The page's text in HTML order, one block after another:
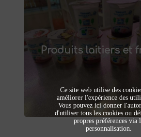
Produits laitiers et
Produits laitiers et
produits laitiers et fromages à
. Yaourts crémeux, fromages
affinés et autres délices
garantie.
Ce site web utilise des
améliorer l'expérience des
Vous pouvez ici donner
d'utiliser tous les cookies ou
propres préférences via
personnalisation.